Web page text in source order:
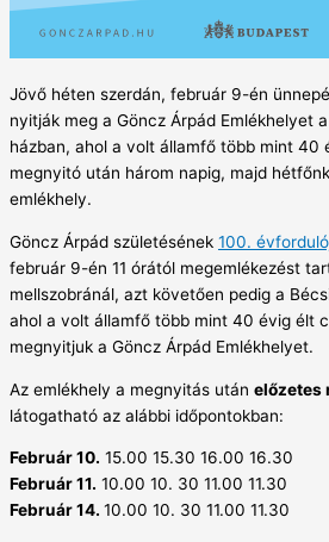
Jövő héten szerdán, február 9-én
nyitják meg a Göncz Árpád Emlékhelyet
házban, ahol a volt államfő több mint 40
megnyitó után három napig, majd
emlékhely.
Göncz Árpád születésének 100.
február 9-én 11 órától megemlékezést
mellszobránál, azt követően pedig a
ahol a volt államfő több mint 40 évig élt
megnyitjuk a Göncz Árpád Emlékhelyet.
Az emlékhely a megnyitás után előzetes
látogatható az alábbi időpontokban:
Február 10. 15.00 15.30 16.00 16.30
Február 11. 10.00 10. 30 11.00 11.30
Február 14. 10.00 10. 30 11.00 11.30